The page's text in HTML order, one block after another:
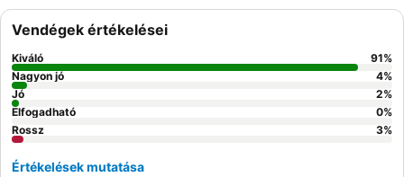
Vendégek értékelései
Kiváló 91%
Nagyon jó
4%
Jó
2%
Elfogadható
0%
Rossz
3%
Értékelések mutatása